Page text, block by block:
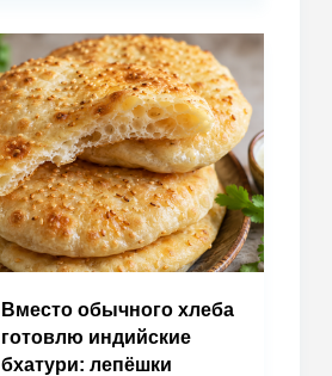
Вместо обычного хлеба
готовлю индийские
бхатури: лепёшки